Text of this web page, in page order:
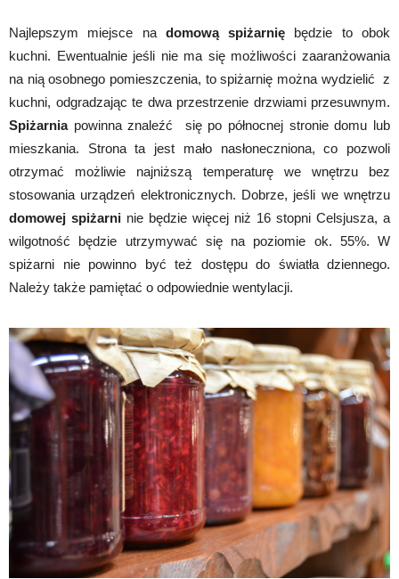
Najlepszym miejsce na domową spiżarnię będzie to obok
kuchni. Ewentualnie jeśli nie ma się możliwości zaaranżowania
na nią osobnego pomieszczenia, to spiżarnię można wydzielić z
kuchni, odgradzając te dwa przestrzenie drzwiami przesuwnym.
Spiżarnia powinna znaleźć się po północnej stronie domu lub
mieszkania. Strona ta jest mało nasłoneczniona, co pozwoli
otrzymać możliwie najniższą temperaturę we wnętrzu bez
stosowania urządzeń elektronicznych. Dobrze, jeśli we wnętrzu
domowej spiżarni nie będzie więcej niż 16 stopni Celsjusza, a
wilgotność będzie utrzymywać się na poziomie ok. 55%. W
spiżarni nie powinno być też dostępu do światła dziennego.
Należy także pamiętać o odpowiednie wentylacji.